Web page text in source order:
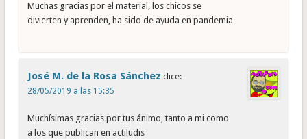
Muchas gracias por el material, los chicos se
divierten y aprenden, ha sido de ayuda en pandemia
José M. de la Rosa Sánchez dice:
28/05/2019 a las 15:35
Muchísimas gracias por tus ánimo, tanto a mi como
a los que publican en actiludis